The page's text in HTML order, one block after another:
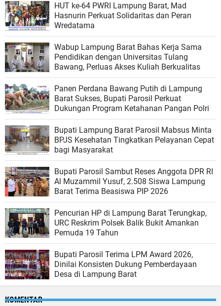
HUT ke-64 PWRI Lampung Barat, Mad
Hasnurin Perkuat Solidaritas dan Peran
Wredatama
Wabup Lampung Barat Bahas Kerja Sama
Pendidikan dengan Universitas Tulang
Bawang, Perluas Akses Kuliah Berkualitas
Panen Perdana Bawang Putih di Lampung
Barat Sukses, Bupati Parosil Perkuat
Dukungan Program Ketahanan Pangan Polri
Bupati Lampung Barat Parosil Mabsus Minta
BPJS Kesehatan Tingkatkan Pelayanan Cepat
bagi Masyarakat
Bupati Parosil Sambut Reses Anggota DPR RI
Al Muzammil Yusuf, 2.508 Siswa Lampung
Barat Terima Beasiswa PIP 2026
Pencurian HP di Lampung Barat Terungkap,
URC Reskrim Polsek Balik Bukit Amankan
Pemuda 19 Tahun
Bupati Parosil Terima LPM Award 2026,
Dinilai Konsisten Dukung Pemberdayaan
Desa di Lampung Barat
KOMENTAR